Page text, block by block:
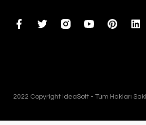
2022 Copyright IdeaSoft - Tüm Hakları